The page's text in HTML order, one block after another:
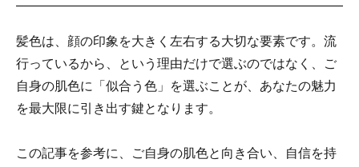
髪色は、顔の印象を大きく左右する大切な要素です。流
行っているから、という理由だけで選ぶのではなく、ご
自身の肌色に「似合う色」を選ぶことが、あなたの魅力
を最大限に引き出す鍵となります。
この記事を参考に、ご自身の肌色と向き合い、自信を持